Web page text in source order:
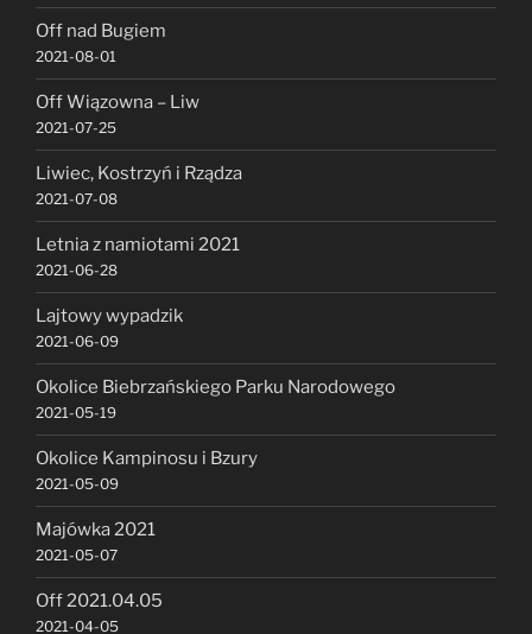
Off nad Bugiem
2021-08-01
Off Wiązowna – Liw
2021-07-25
Liwiec, Kostrzyń i Rządza
2021-07-08
Letnia z namiotami 2021
2021-06-28
Lajtowy wypadzik
2021-06-09
Okolice Biebrzańskiego Parku Narodowego
2021-05-19
Okolice Kampinosu i Bzury
2021-05-09
Majówka 2021
2021-05-07
Off 2021.04.05
2021-04-05